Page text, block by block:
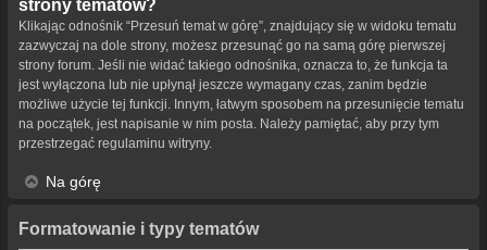
strony tematów?
Klikając odnośnik “Przesuń temat w górę”, znajdujący się w widoku tematu
zazwyczaj na dole strony, możesz przesunąć go na samą górę pierwszej
strony forum. Jeśli nie widać takiego odnośnika, oznacza to, że funkcja ta
jest wyłączona lub nie upłynął jeszcze wymagany czas, zanim będzie
możliwe użycie tej funkcji. Innym, łatwym sposobem na przesunięcie tematu
na początek, jest napisanie w nim posta. Należy pamiętać, aby przy tym
przestrzegać regulaminu witryny.
Na górę
Formatowanie i typy tematów